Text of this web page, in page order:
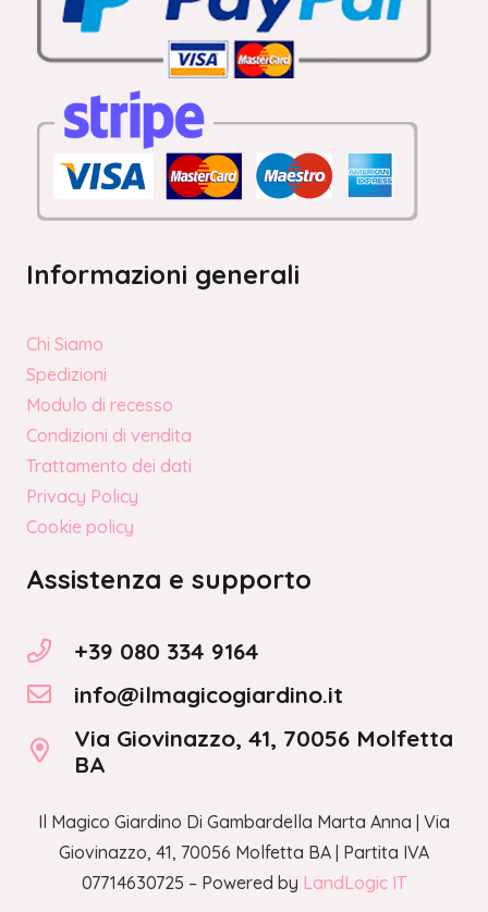
Informazioni generali
Chi Siamo
Spedizioni
Modulo di recesso
Condizioni di vendita
Trattamento dei dati
Privacy Policy
Cookie policy
Assistenza e supporto
+39 080 334 9164
info@ilmagicogiardino.it
Via Giovinazzo, 41, 70056 Molfetta
BA
Il Magico Giardino Di Gambardella Marta Anna | Via
Giovinazzo, 41, 70056 Molfetta BA | Partita IVA
07714630725 – Powered by LandLogic IT